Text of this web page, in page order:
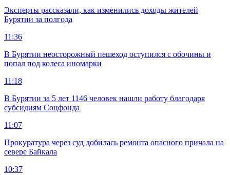
Эксперты рассказали, как изменились доходы жителей
Бурятии за полгода
11:36
В Бурятии неосторожный пешеход оступился с обочины и
попал под колеса иномарки
11:18
В Бурятии за 5 лет 1146 человек нашли работу благодаря
субсидиям Соцфонда
11:07
Прокуратура через суд добилась ремонта опасного причала на
севере Байкала
10:37